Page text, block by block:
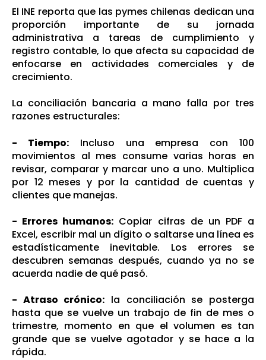
El INE reporta que las pymes chilenas dedican una
proporción importante de su jornada
administrativa a tareas de cumplimiento y
registro contable, lo que afecta su capacidad de
enfocarse en actividades comerciales y de
crecimiento.
La conciliación bancaria a mano falla por tres
razones estructurales:
- Tiempo:Incluso una empresa con 100
movimientos al mes consume varias horas en
revisar, comparar y marcar uno a uno. Multiplica
por 12 meses y por la cantidad de cuentas y
clientes que manejas.
- Errores humanos: Copiar cifras de un PDF a
Excel, escribir mal un dígito o saltarse una línea es
estadísticamente inevitable. Los errores se
descubren semanas después, cuando ya no se
acuerda nadie de qué pasó.
- Atraso crónico: la conciliación se posterga
hasta que se vuelve un trabajo de fin de mes o
trimestre, momento en que el volumen es tan
grande que se vuelve agotador y se hace a la
rápida.